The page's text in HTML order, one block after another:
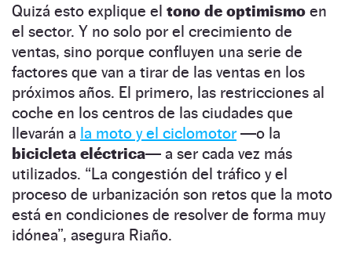
Quizá esto explique el tono de optimismo en
el sector. Y no solo por el crecimiento de
ventas, sino porque confluyen una serie de
factores que van a tirar de las ventas en los
próximos años. El primero, las restricciones al
coche en los centros de las ciudades que
llevarán a la moto y el ciclomotor —o la
bicicleta eléctrica— a ser cada vez más
utilizados. “La congestión del tráfico y el
proceso de urbanización son retos que la moto
está en condiciones de resolver de forma muy
idónea”, asegura Riaño.